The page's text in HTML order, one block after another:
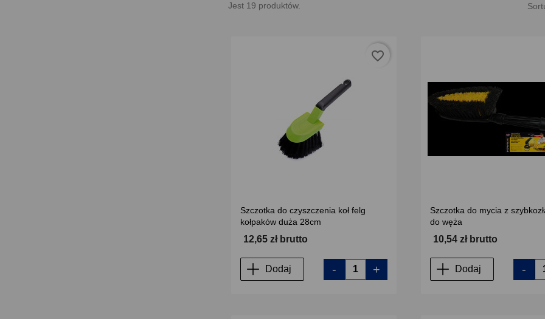
Jest 19 produktów.
Szczotka do czyszczenia koł felg
kołpaków duża 28cm
12,65 zł brutto
Dodaj - +
favorite_border
Szczotka do mycia z
do węża
10,54 zł brutto
Dodaj -